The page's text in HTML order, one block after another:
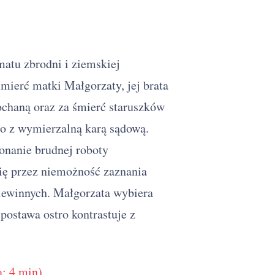
zbrodni i ziemskiej
matki Małgorzaty, jej brata
oraz za śmierć staruszków
z wymierzalną karą sądową.
brudnej roboty
przez niemożność zaznania
Małgorzata wybiera
ostro kontrastuje z
4 min)